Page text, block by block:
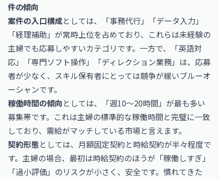
件の傾向
案件の入口構成としては、「事務代行」「データ入力」
「経理補助」が常時上位を占めており、これらは未経験の
主婦でも応募しやすいカテゴリです。一方で、「英語対
応」「専門ソフト操作」「ディレクション業務」は、応募
者が少なく、スキル保有者にとっては競争が緩いブルーオ
ーシャンです。
稼働時間の傾向としては、「週10〜20時間」が最も多い
募集帯です。これは主婦の標準的な稼働時間と完璧に一致
しており、需給がマッチしている市場と言えます。
契約形態としては、月額固定契約と時給契約が半々程度で
す。主婦の場合、最初は時給契約のほうが「稼働しすぎ」
「過小評価」のリスクが小さく、安全です。慣れてきた